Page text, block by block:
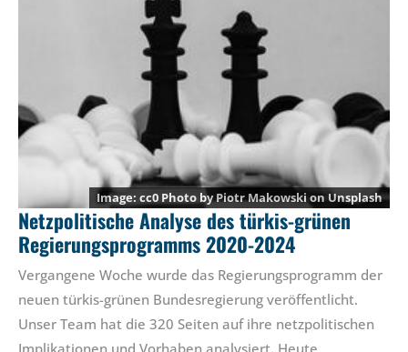
cc0 Photo byPiotr Makowskion Unsplash
Netzpolitische Analyse des türkis-grünen
Regierungsprogramms 2020-2024
Vergangene Woche wurde das Regierungsprogramm der
neuen türkis-grünen Bundesregierung veröffentlicht.
Unser Team hat die 320 Seiten auf ihre netzpolitischen